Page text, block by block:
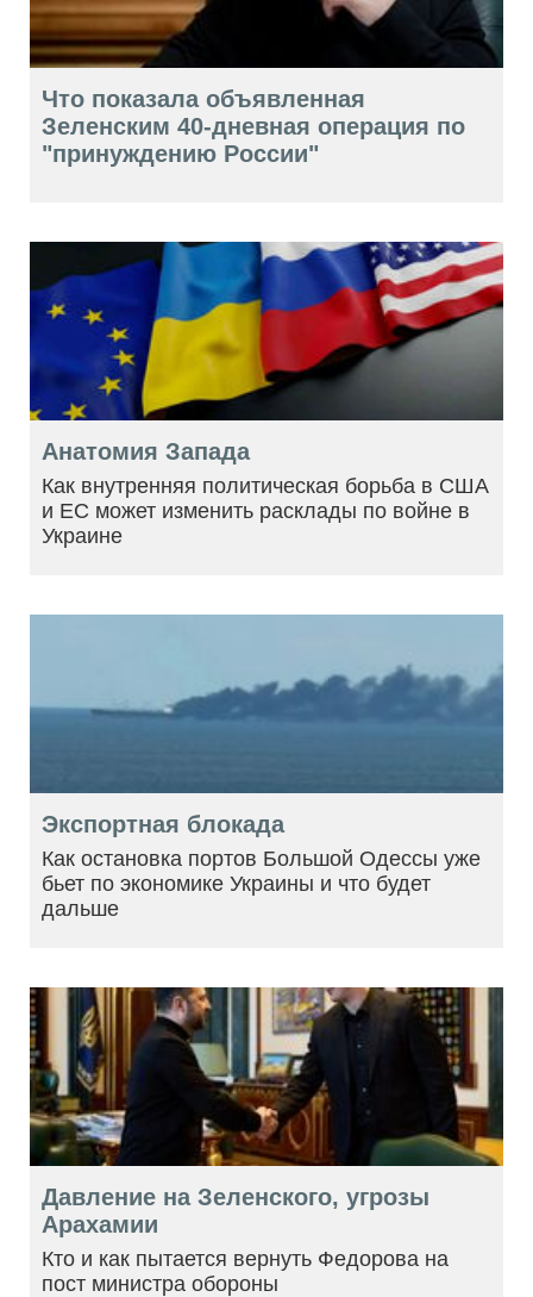
Что показала объявленная
Зеленским 40-дневная операция по
"принуждению России"
Анатомия Запада
Как внутренняя политическая борьба в США
и ЕС может изменить расклады по войне в
Украине
Экспортная блокада
Как остановка портов Большой Одессы уже
бьет по экономике Украины и что будет
дальше
Давление на Зеленского, угрозы
Арахамии
Кто и как пытается вернуть Федорова на
пост министра обороны